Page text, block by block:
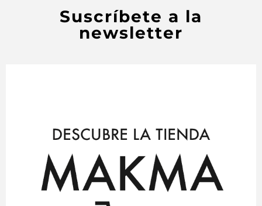
Suscríbete a la
newsletter